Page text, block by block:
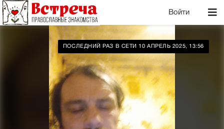
Войти
ПОСЛЕДНИЙ РАЗ В СЕТИ 10 АПРЕЛЬ 2025, 13:56